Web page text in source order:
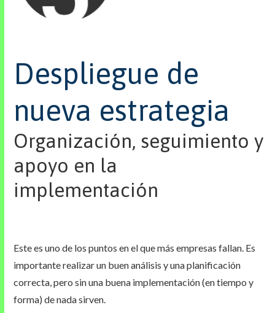
Despliegue de
nueva estrategia
Organización, seguimiento y
apoyo en la
implementación
Este es uno de los puntos en el que más empresas fallan. Es
importante realizar un buen análisis y una planificación
correcta, pero sin una buena implementación (en tiempo y
forma) de nada sirven.